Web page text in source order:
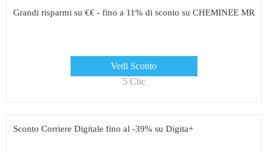
Grandi risparmi su €€ - fino a 11% di sconto su CHEMINEE MR
Vedi Sconto
5 Clic
Sconto Corriere Digitale fino al -39% su Digita+